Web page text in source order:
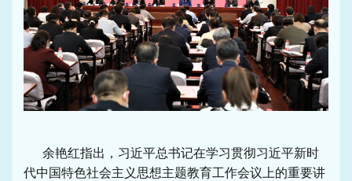
余艳红指出，习近平总书记在学习贯彻习近平新时
代中国特色社会主义思想主题教育工作会议上的重要讲